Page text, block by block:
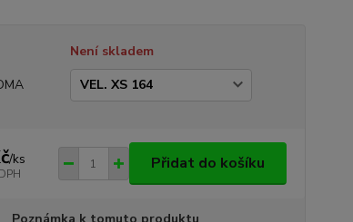
Není skladem
/ks Přidat do košíku